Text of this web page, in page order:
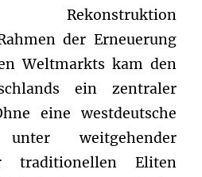
Rekonstruktion
der Erneuerung
Weltmarkts kam den
ein zentraler
eine westdeutsche
unter weitgehender
traditionellen Eliten